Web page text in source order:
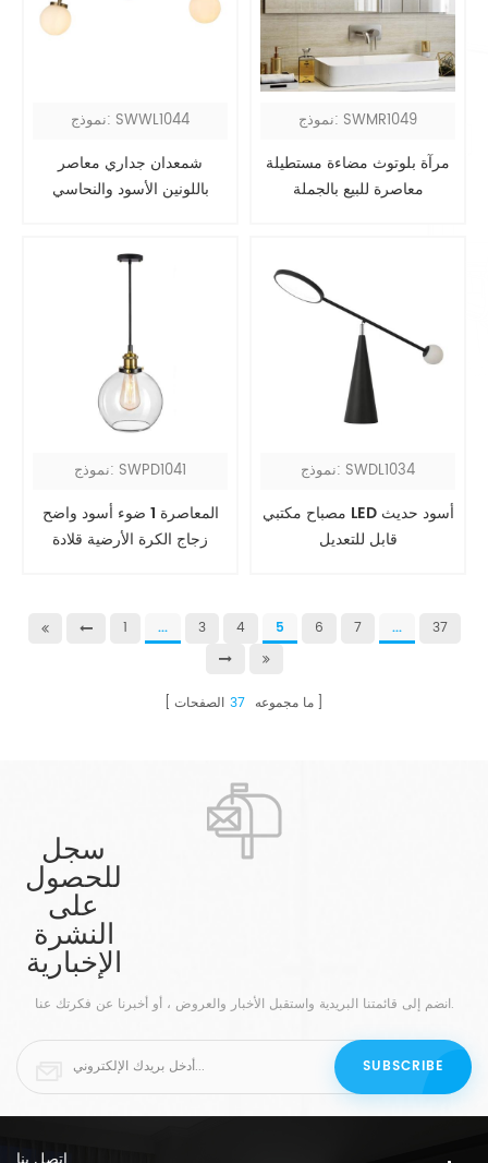
نموذج: SWWL1044
شمعدان جداري معاصر
باللونين الأسود والنحاسي
نموذج: SWMR1049
مرآة بلوتوث مضاءة مستطيلة
معاصرة للبيع بالجملة
نموذج: SWPD1041
المعاصرة 1 ضوء أسود واضح
زجاج الكرة الأرضية قلادة
نموذج: SWDL1034
مصباح مكتبي LED أسود حديث
قابل للتعديل
1 ... 3 4 5 6 7 ... 37
ما مجموعه 37 الصفحات
سجل
للحصول
على
النشرة
الإخبارية
انضم إلى قائمتنا البريدية واستقبل الأخبار والعروض ، أو أخبرنا عن فكرتك عنا.